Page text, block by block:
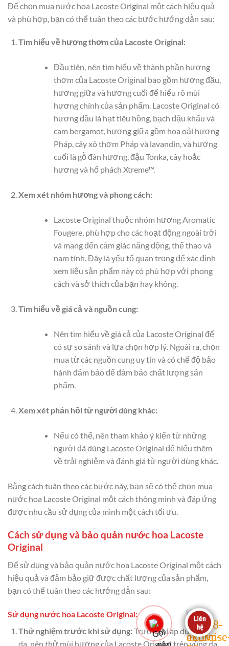
Để chọn mua nước hoa Lacoste Original một cách hiệu quả
và phù hợp, bạn có thể tuân theo các bước hướng dẫn sau:
Tìm hiểu về hương thơm của Lacoste Original:
Đầu tiên, nên tìm hiểu về thành phần hương
thơm của Lacoste Original bao gồm hương đầu,
hương giữa và hương cuối để hiểu rõ mùi
hương chính của sản phẩm. Lacoste Original có
hương đầu là hạt tiêu hồng, bạch đậu khấu và
cam bergamot, hương giữa gồm hoa oải hương
Pháp, cây xô thơm Pháp và lavandin, và hương
cuối là gỗ đàn hương, đậu Tonka, cây hoắc
hương và hổ phách Xtreme™.
Xem xét nhóm hương và phong cách:
Lacoste Original thuộc nhóm hương Aromatic
Fougere, phù hợp cho các hoạt động ngoài trời
và mang đến cảm giác năng động, thể thao và
nam tính. Đây là yếu tố quan trọng để xác định
xem liệu sản phẩm này có phù hợp với phong
cách và sở thích của bạn hay không.
Tìm hiểu về giá cả và nguồn cung:
Nên tìm hiểu về giá cả của Lacoste Original để
có sự so sánh và lựa chọn hợp lý. Ngoài ra, chọn
mua từ các nguồn cung uy tín và có chế độ bảo
hành đảm bảo để đảm bảo chất lượng sản
phẩm.
Xem xét phản hồi từ người dùng khác:
Nếu có thể, nên tham khảo ý kiến từ những
người đã dùng Lacoste Original để hiểu thêm
về trải nghiệm và đánh giá từ người dùng khác.
Bằng cách tuân theo các bước này, bạn sẽ có thể chọn mua
nước hoa Lacoste Original một cách thông minh và đáp ứng
được nhu cầu sử dụng của mình một cách tối ưu.
Cách sử dụng và bảo quản nước hoa Lacoste
Original
Để sử dụng và bảo quản nước hoa Lacoste Original một cách
hiệu quả và đảm bảo giữ được chất lượng của sản phẩm,
bạn có thể tuân theo các hướng dẫn sau:
Sử dụng nước hoa Lacoste Original:
Thử nghiệm trước khi sử dụng:Trước khi áp dụng lên
da, nên thử mùi hương của Lacoste Original trên vùng da